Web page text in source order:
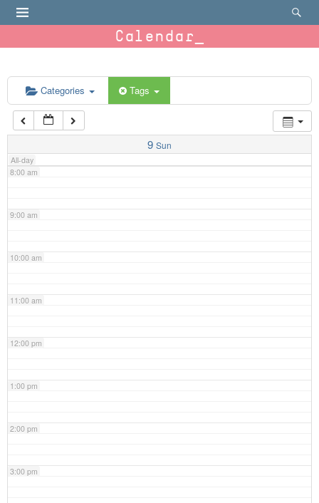
Calendar
Categories Tags
9 Sun
All-day
6:00 am
7:00 am
8:00 am
9:00 am
10:00 am
11:00 am
12:00 pm
1:00 pm
2:00 pm
3:00 pm